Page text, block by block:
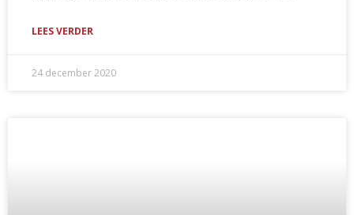
LEES VERDER
24 december 2020